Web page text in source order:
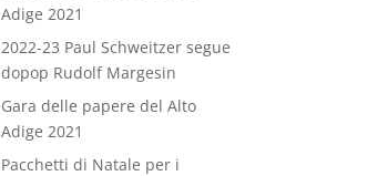
Adige 2021
2022-23 Paul Schweitzer segue
dopop Rudolf Margesin
Gara delle papere del Alto
Adige 2021
Pacchetti di Natale per i